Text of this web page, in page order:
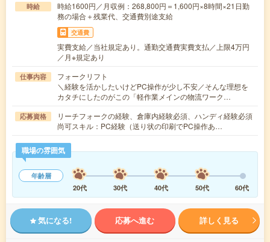
時給
時給1600円／月収例：268,800円＝1,600円×8時間×21日勤
務の場合＋残業代、交通費別途支給
交通費
実費支給／当社規定あり。通勤交通費実費支払／上限4万円
／月※規定あり
仕事内容
フォークリフト
＼経験を活かしたいけどPC操作が少し不安／そんな理想を
カタチにしたのがこの「軽作業メインの物流ワーク…
応募資格
リーチフォークの経験、倉庫内経験必須、ハンディ経験必須
尚可スキル：PC経験（送り状の印刷でPC操作あ…
職場の雰囲気
年齢層
20代
30代 40代 50代 60代
気になる! 応募へ進む 詳しく見る